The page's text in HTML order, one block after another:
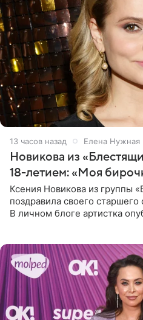
13 часов назад Елена Нужная
Новикова из
18-летием: «Моя
Ксения Новикова из группы
поздравила своего
В личном блоге артистка